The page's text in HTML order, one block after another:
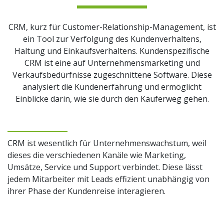
CRM, kurz für Customer-Relationship-Management, ist
ein Tool zur Verfolgung des Kundenverhaltens,
Haltung und Einkaufsverhaltens. Kundenspezifische
CRM ist eine auf Unternehmensmarketing und
Verkaufsbedürfnisse zugeschnittene Software. Diese
analysiert die Kundenerfahrung und ermöglicht
Einblicke darin, wie sie durch den Käuferweg gehen.
CRM ist wesentlich für Unternehmenswachstum, weil
dieses die verschiedenen Kanäle wie Marketing,
Umsätze, Service und Support verbindet. Diese lässt
jedem Mitarbeiter mit Leads effizient unabhängig von
ihrer Phase der Kundenreise interagieren.